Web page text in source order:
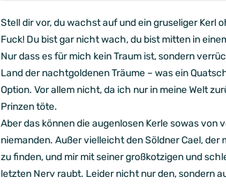
Stell dir vor, du wachst auf und ein gruseliger Kerl
Fuck! Du bist gar nicht wach, du bist mitten in
Nur dass es für mich kein Traum ist, sondern
Land der nachtgoldenen Träume – was ein
Option. Vor allem nicht, da ich nur in meine Welt
Prinzen töte.
Aber das können die augenlosen Kerle sowas von
niemanden. Außer vielleicht den Söldner Cael, der
zu finden, und mir mit seiner großkotzigen und
letzten Nerv raubt. Leider nicht nur den, sondern